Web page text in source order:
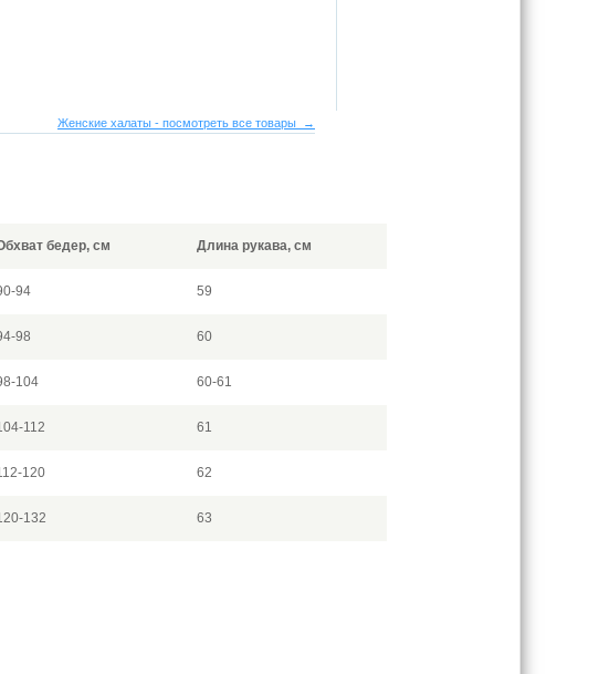
Женские халаты - посмотреть все товары →
бедер, см Длина рукава, см
94 59
98 60
104 60-61
112 61
120 62
132 63